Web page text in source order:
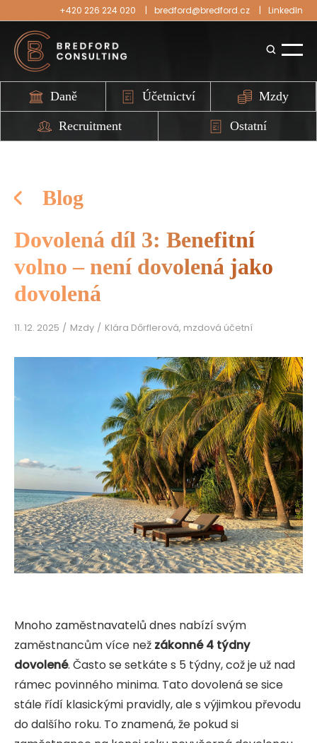
+420 226 224 020 bredford@bredford.cz LinkedIn
Daně Účetnictví Mzdy
Recruitment Ostatní
Blog
Dovolená díl 3: Benefitní
volno – není dovolená jako
dovolená
11. 12. 2025 Mzdy Klára Dőrflerová, mzdová účetní
Mnoho zaměstnavatelů dnes nabízí svým
zaměstnancům více než zákonné 4 týdny
dovolené. Často se setkáte s 5 týdny, což je už nad
rámec povinného minima. Tato dovolená se sice
stále řídí klasickými pravidly, ale s výjimkou převodu
do dalšího roku. To znamená, že pokud si